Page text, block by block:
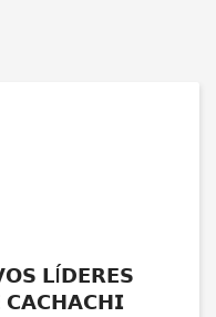
𝗟Í𝗗𝗘𝗥𝗘𝗦
𝗖𝗔𝗖𝗛𝗔𝗖𝗛𝗜